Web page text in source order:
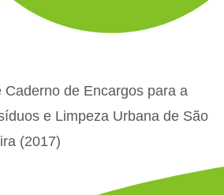
Caderno de Encargos para a
e Limpeza Urbana de São
(2017)